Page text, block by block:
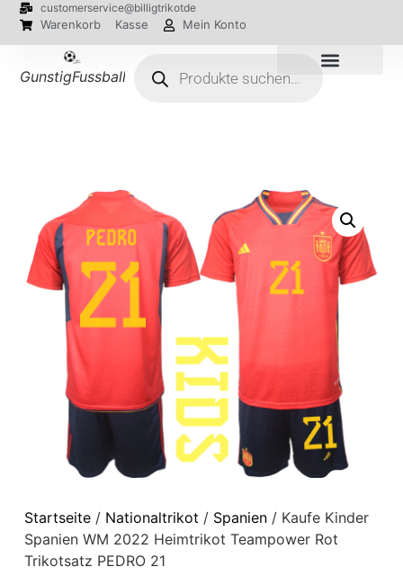
customerservice@billigtrikotde
Warenkorb Kasse Mein Konto
GunstigFussballTrikot
Startseite/ Nationaltrikot / Spanien/ Kaufe Kinder
Spanien WM 2022 Heimtrikot Teampower Rot
Trikotsatz PEDRO 21